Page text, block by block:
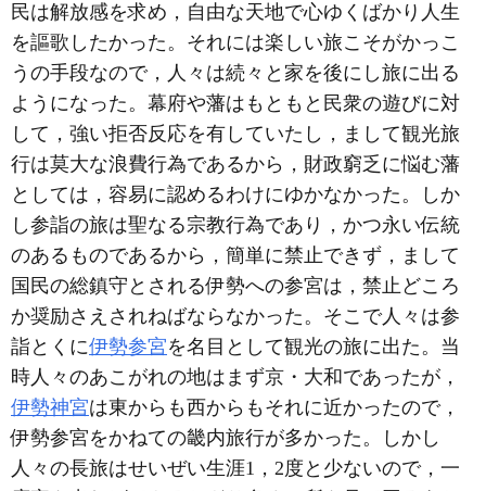
民は解放感を求め，自由な天地で心ゆくばかり人生
を謳歌したかった。それには楽しい旅こそがかっこ
うの手段なので，人々は続々と家を後にし旅に出る
ようになった。幕府や藩はもともと民衆の遊びに対
して，強い拒否反応を有していたし，まして観光旅
行は莫大な浪費行為であるから，財政窮乏に悩む藩
としては，容易に認めるわけにゆかなかった。しか
し参詣の旅は聖なる宗教行為であり，かつ永い伝統
のあるものであるから，簡単に禁止できず，まして
国民の総鎮守とされる伊勢への参宮は，禁止どころ
か奨励さえされねばならなかった。そこで人々は参
詣とくに伊勢参宮を名目として観光の旅に出た。当
時人々のあこがれの地はまず京・大和であったが，
伊勢神宮は東からも西からもそれに近かったので，
伊勢参宮をかねての畿内旅行が多かった。しかし
人々の長旅はせいぜい生涯1，2度と少ないので，一